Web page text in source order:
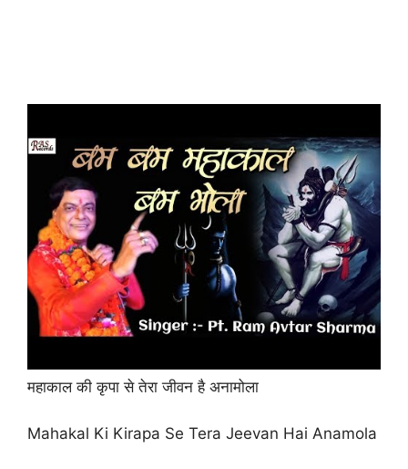
महाकाल की कृपा से तेरा जीवन है अनामोला
Mahakal Ki Kirapa Se Tera Jeevan Hai Anamola